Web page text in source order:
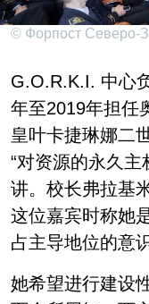
© Форпост Северо-
G.O.R.K.I. 中心
年至2019年担任
皇叶卡捷琳娜二
“对资源的永久主
讲。校长弗拉基
这位嘉宾时称她
占主导地位的意
她希望进行建设